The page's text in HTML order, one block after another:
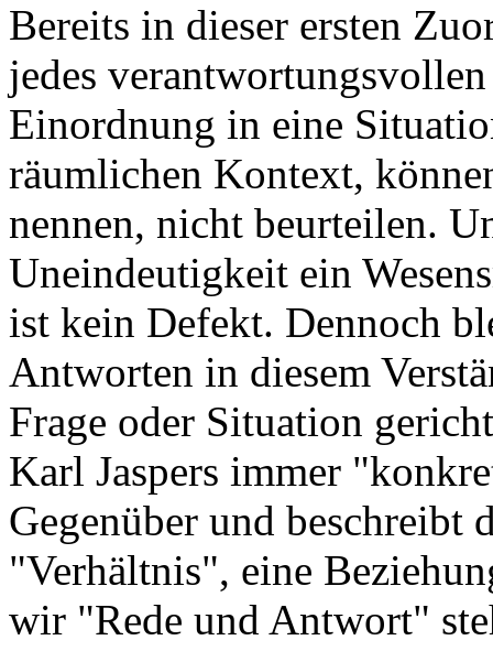
Bereits in dieser ersten
jedes
Einordnung in eine
räumlichen Kontext,
nennen, nicht beurteilen.
Uneindeutigkeit ein
ist kein Defekt. Dennoch
Antworten in diesem
Frage oder Situation
Karl Jaspers immer
Gegenüber und beschreibt
"Verhältnis", eine
wir "Rede und Antwort"